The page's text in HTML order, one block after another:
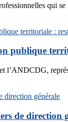
qui
publique
de direction